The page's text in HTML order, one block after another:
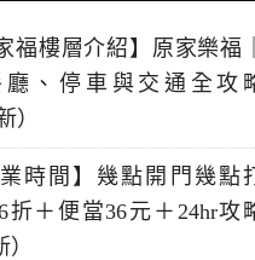
福樓層介紹】原家樂福｜
廳、停車與交通全攻
）
業時間】幾點開門幾點
折＋便當36元＋24hr攻